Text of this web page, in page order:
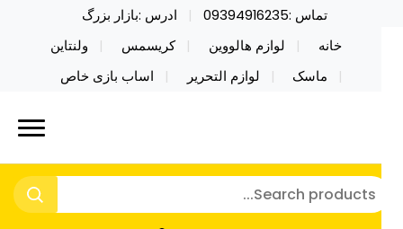
تماس :09394916235
ادرس :بازار بزرگ
خانه
لوازم هالووین کریسمس
ولنتاین
ماسک
لوازم التحریر اساب بازی خاص
تاین کادویی کریسمس اکسسوری
محصولات خاص فیجت اسباب بازی تراول ماگ نایکر
فروش عمده لوازم هالووین ولن تاین کادویی
اکسسوری ماسک در واردات مستقیم